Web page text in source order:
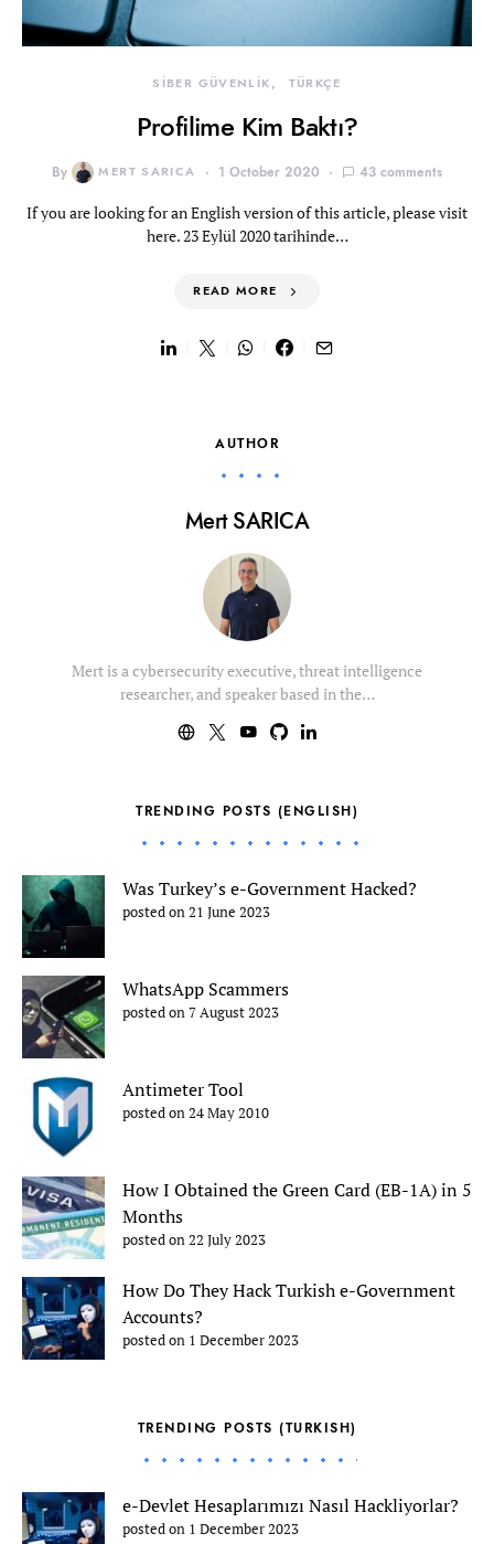
SİBER GÜVENLİK TÜRKÇE
Profilime Kim Baktı?
By MERT SARICA 1 October 2020 43 comments
If you are looking for an English version of this article, please visit
here. 23 Eylül 2020 tarihinde…
READ MORE
AUTHOR
Mert SARICA
Mert is a cybersecurity executive, threat intelligence
researcher, and speaker based in the…
TRENDING POSTS (ENGLISH)
Was Turkey’s e-Government Hacked?
posted on 21 June 2023
WhatsApp Scammers
posted on 7 August 2023
Antimeter Tool
posted on 24 May 2010
How I Obtained the Green Card (EB-1A) in 5
Months
posted on 22 July 2023
How Do They Hack Turkish e-Government
Accounts?
posted on 1 December 2023
TRENDING POSTS (TURKISH)
e-Devlet Hesaplarımızı Nasıl Hackliyorlar?
posted on 1 December 2023